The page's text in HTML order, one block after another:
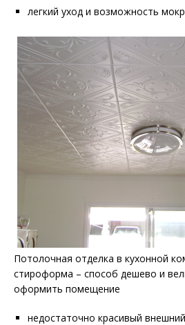
легкий уход и возможность
Потолочная отделка в кухонной
стироформа – способ дешево и
оформить помещение
недостаточно красивый